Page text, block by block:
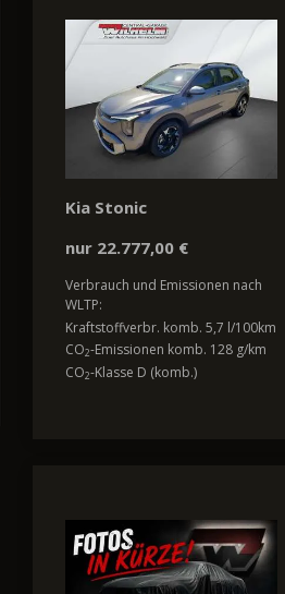
Kia Stonic
nur 22.777,00 €
Verbrauch und Emissionen nach
WLTP:
Kraftstoffverbr. komb. 5,7 l/100km
CO2-Emissionen komb. 128 g/km
CO2-Klasse D (komb.)